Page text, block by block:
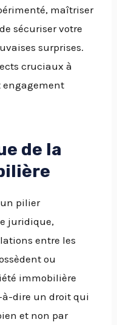
maîtriser
sécuriser votre
surprises.
cruciaux à
engagement
de la
pilier
juridique,
entre les
ou
immobilière
à-dire un droit qui
et non par